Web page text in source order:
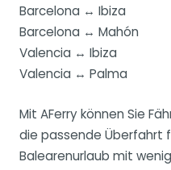
Barcelona ↔ Ibiza
Barcelona ↔ Mahón
Valencia ↔ Ibiza
Valencia ↔ Palma
Mit AFerry können Sie
die passende Überfahrt
Balearenurlaub mit